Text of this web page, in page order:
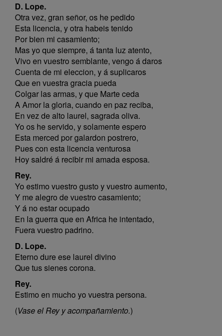
D. Lope.
Otra vez, gran señor, os he pedido
Esta licencia, y otra habeis tenido
Por bien mi casamiento;
Mas yo que siempre, á tanta luz atento,
Vivo en vuestro semblante, vengo á daros
Cuenta de mi eleccion, y á suplicaros
Que en vuestra gracia pueda
Colgar las armas, y que Marte ceda
A Amor la gloria, cuando en paz reciba,
En vez de alto laurel, sagrada oliva.
Yo os he servido, y solamente espero
Esta merced por galardon postrero,
Pues con esta licencia venturosa
Hoy saldré á recibir mi amada esposa.
Rey.
Yo estimo vuestro gusto y vuestro aumento,
Y me alegro de vuestro casamiento;
Y á no estar ocupado
En la guerra que en Africa he intentado,
Fuera vuestro padrino.
D. Lope.
Eterno dure ese laurel divino
Que tus sienes corona.
Rey.
Estimo en mucho yo vuestra persona.
(Vase el Rey y acompañamiento.)